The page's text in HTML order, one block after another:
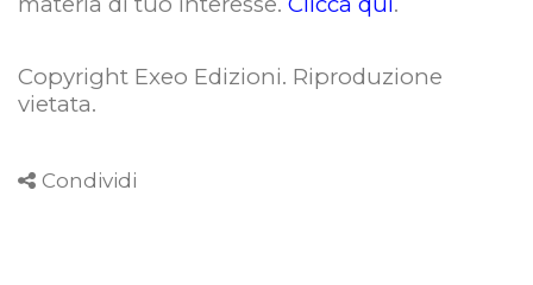
Copyright Exeo Edizioni. Riproduzione
vietata.
Condividi